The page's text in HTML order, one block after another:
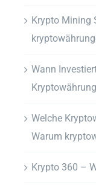
Krypto Mining
Wann
Welche
Warum
Krypto 360 –